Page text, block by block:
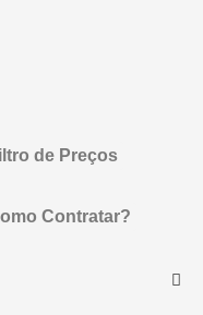
de Preços
Contratar?